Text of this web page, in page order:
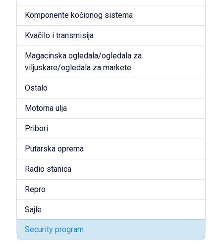
Komponente kočionog sistema
Kvačilo i transmisija
Magacinska ogledala/ogledala za
viljuskare/ogledala za markete
Ostalo
Motorna ulja
Pribori
Putarska oprema
Radio stanica
Repro
Sajle
Security program